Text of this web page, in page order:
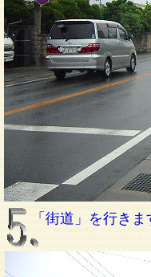
「街道」を行き